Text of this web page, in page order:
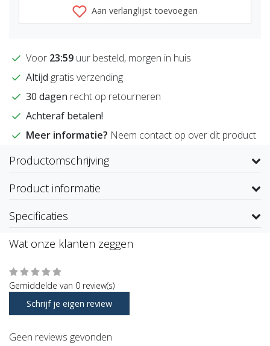
Aan verlanglijst toevoegen
Voor 23:59 uur besteld, morgen in huis
Altijd gratis verzending
30 dagen recht op retourneren
Achteraf betalen!
Meer informatie? Neem contact op over dit product
Productomschrijving
Product informatie
Specificaties
Wat onze klanten zeggen
Gemiddelde van 0 review(s)
Schrijf je eigen review
Geen reviews gevonden